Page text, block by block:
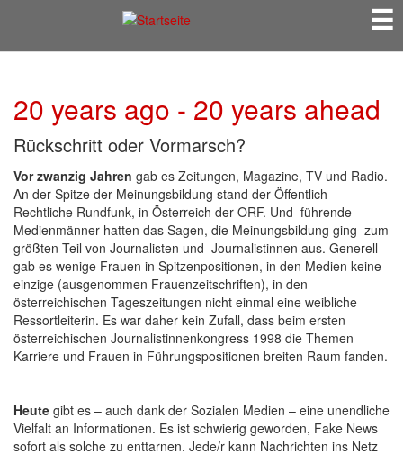
☰
20 years ago - 20 years ahead
Rückschritt oder Vormarsch?
Vor zwanzig Jahren gab es Zeitungen, Magazine, TV und Radio.
An der Spitze der Meinungsbildung stand der Öffentlich-
Rechtliche Rundfunk, in Österreich der ORF. Und führende
Medienmänner hatten das Sagen, die Meinungsbildung ging zum
größten Teil von Journalisten und Journalistinnen aus. Generell
gab es wenige Frauen in Spitzenpositionen, in den Medien keine
einzige (ausgenommen Frauenzeitschriften), in den
österreichischen Tageszeitungen nicht einmal eine weibliche
Ressortleiterin. Es war daher kein Zufall, dass beim ersten
österreichischen Journalistinnenkongress 1998 die Themen
Karriere und Frauen in Führungspositionen breiten Raum fanden.
Heute gibt es – auch dank der Sozialen Medien – eine unendliche
Vielfalt an Informationen. Es ist schwierig geworden, Fake News
sofort als solche zu enttarnen. Jede/r kann Nachrichten ins Netz